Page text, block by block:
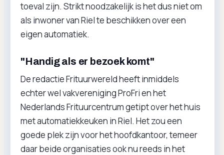
toeval zijn. Strikt noodzakelijk is het dus niet om
als inwoner van Riel te beschikken over een
eigen automatiek.
"Handig als er bezoek komt"
De redactie Frituurwereld heeft inmiddels
echter wel vakvereniging ProFri en het
Nederlands Frituurcentrum getipt over het huis
met automatiekkeuken in Riel. Het zou een
goede plek zijn voor het hoofdkantoor, temeer
daar beide organisaties ook nu reeds in het